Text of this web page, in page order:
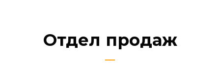
Отдел продаж